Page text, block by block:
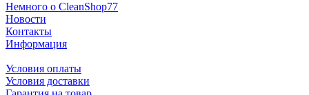
Немного о CleanShop77
Новости
Контакты
Информация
Условия оплаты
Условия доставки